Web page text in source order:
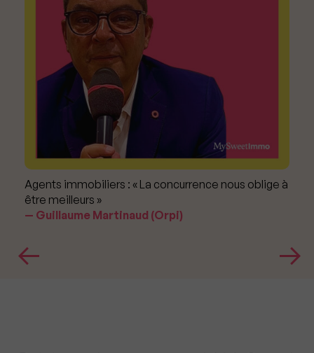
Agents immobiliers : « La concurrence nous oblige à
être meilleurs »
Guillaume Martinaud (Orpi)